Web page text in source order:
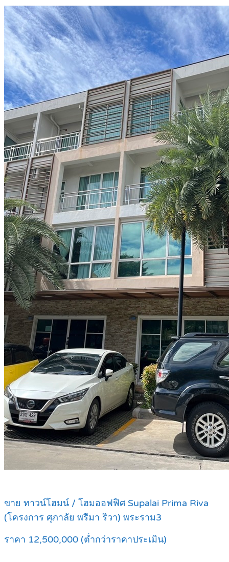
ขาย ทาวน์โฮมน์ / โฮมออฟฟิศ Supalai Prima Riva
(โครงการ ศุภาลัย พรีมา ริวา) พระราม3
ราคา 12,500,000 (ต่ำกว่าราคาประเมิน)